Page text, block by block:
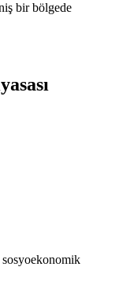
bir bölgede